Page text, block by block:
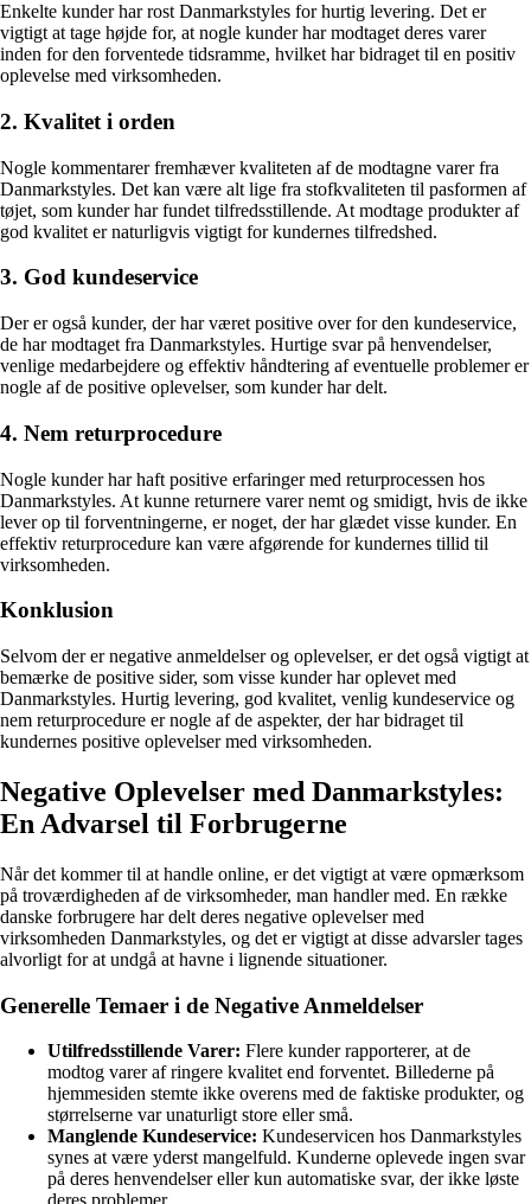
Enkelte kunder har rost Danmarkstyles for hurtig levering. Det er
vigtigt at tage højde for, at nogle kunder har modtaget deres varer
inden for den forventede tidsramme, hvilket har bidraget til en positiv
oplevelse med virksomheden.
2. Kvalitet i orden
Nogle kommentarer fremhæver kvaliteten af de modtagne varer fra
Danmarkstyles. Det kan være alt lige fra stofkvaliteten til pasformen af
tøjet, som kunder har fundet tilfredsstillende. At modtage produkter af
god kvalitet er naturligvis vigtigt for kundernes tilfredshed.
3. God kundeservice
Der er også kunder, der har været positive over for den kundeservice,
de har modtaget fra Danmarkstyles. Hurtige svar på henvendelser,
venlige medarbejdere og effektiv håndtering af eventuelle problemer er
nogle af de positive oplevelser, som kunder har delt.
4. Nem returprocedure
Nogle kunder har haft positive erfaringer med returprocessen hos
Danmarkstyles. At kunne returnere varer nemt og smidigt, hvis de ikke
lever op til forventningerne, er noget, der har glædet visse kunder. En
effektiv returprocedure kan være afgørende for kundernes tillid til
virksomheden.
Konklusion
Selvom der er negative anmeldelser og oplevelser, er det også vigtigt at
bemærke de positive sider, som visse kunder har oplevet med
Danmarkstyles. Hurtig levering, god kvalitet, venlig kundeservice og
nem returprocedure er nogle af de aspekter, der har bidraget til
kundernes positive oplevelser med virksomheden.
Negative Oplevelser med Danmarkstyles:
En Advarsel til Forbrugerne
Når det kommer til at handle online, er det vigtigt at være opmærksom
på troværdigheden af de virksomheder, man handler med. En række
danske forbrugere har delt deres negative oplevelser med
virksomheden Danmarkstyles, og det er vigtigt at disse advarsler tages
alvorligt for at undgå at havne i lignende situationer.
Generelle Temaer i de Negative Anmeldelser
Utilfredsstillende Varer: Flere kunder rapporterer, at de
modtog varer af ringere kvalitet end forventet. Billederne på
hjemmesiden stemte ikke overens med de faktiske produkter, og
størrelserne var unaturligt store eller små.
Manglende Kundeservice: Kundeservicen hos Danmarkstyles
synes at være yderst mangelfuld. Kunderne oplevede ingen svar
på deres henvendelser eller kun automatiske svar, der ikke løste